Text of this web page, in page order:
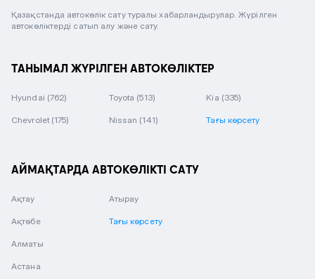
Қазақстанда автокөлік сату туралы хабарландырулар. Жүрілген
автокөліктерді сатып алу және сату.
ТАНЫМАЛ ЖҮРІЛГЕН АВТОКӨЛІКТЕР
Hyundai (762) Toyota (513) Kia (335)
Chevrolet (175) Nissan (141) Тағы көрсету
АЙМАҚТАРДА АВТОКӨЛІКТІ САТУ
Ақтау
Ақтөбе
Алматы
Астана
Атырау
Тағы көрсету